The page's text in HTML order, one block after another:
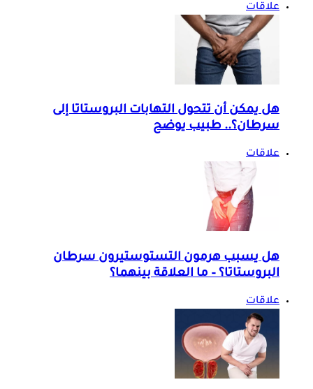
علاقات
هل يمكن أن تتحول التهابات البروستاتا إلى
سرطان؟.. طبيب يوضح
علاقات
هل يسبب هرمون التستوستيرون سرطان
البروستاتا؟ – ما العلاقة بينهما؟
علاقات